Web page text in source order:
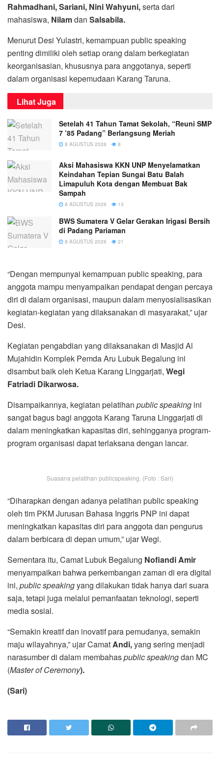
Rahmadhani, Sariani, Nini Wahyuni,serta dari
mahasiswa, Nilamdan Salsabila.
Menurut Desi Yulastri, kemampuan public speaking
penting dimiliki oleh setiap orang dalam berkegiatan
keorganisasian, khususnya para anggotanya, seperti
dalam organisasi kepemudaan Karang Taruna.
Lihat Juga
Setelah 41 Tahun Tamat Sekolah, “Reuni SMP
7 ’85 Padang” Berlangsung Meriah
8 AGUSTUS 2026 8
Aksi Mahasiswa KKN UNP Menyelamatkan
Keindahan Tepian Sungai Batu Balah
Limapuluh Kota dengan Membuat Bak
Sampah
8 AGUSTUS 2026 13
BWS Sumatera V Gelar Gerakan Irigasi Bersih
di Padang Pariaman
8 AGUSTUS 2026 21
“Dengan mempunyai kemampuan public speaking, para
anggota mampu menyampaikan pendapat dengan percaya
diri di dalam organisasi, maupun dalam menyosialisasikan
kegiatan-kegiatan yang dilaksanakan di masyarakat,” ujar
Desi.
Kegiatan pengabdian yang dilaksanakan di Masjid Al
Mujahidin Komplek Pemda Aru Lubuk Begalung ini
disambut baik oleh Ketua Karang Linggarjati, Wegi
Fatriadi Dikarwosa.
Disampaikannya, kegiatan pelatihan public speaking ini
sangat bagus bagi anggota Karang Taruna Linggarjati di
dalam meningkatkan kapasitas diri, sehingganya program-
program organisasi dapat terlaksana dengan lancar.
Suasana pelatihan publicspeaking. (Foto : Sari)
“Diharapkan dengan adanya pelatihan public speaking
oleh tim PKM Jurusan Bahasa Inggris PNP ini dapat
meningkatkan kapasitas diri para anggota dan pengurus
dalam berbicara di depan umum,” ujar Wegi.
Sementara itu, Camat Lubuk Begalung Nofiandi Amir
menyampaikan bahwa perkembangan zaman di era digital
ini, public speakingyang dilakukan tidak hanya dari suara
saja, tetapi juga melalui pemanfaatan teknologi, seperti
media sosial.
“Semakin kreatif dan inovatif para pemudanya, semakin
maju wilayahnya,” ujar CamatAndi,yang sering menjadi
narasumber di dalam membahaspublic speakingdan MC
(Master of Ceremony).
(Sari)